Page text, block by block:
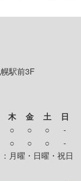
駅前3F
木 金 土
日
○ ○ ○
-
○ ○ ○
-
月曜・日曜・祝日